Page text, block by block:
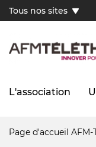
contenu
Tous
sites
(FR)
Tous nos sites
Navigation
L'association
Fil
Page d'accueil AFM-